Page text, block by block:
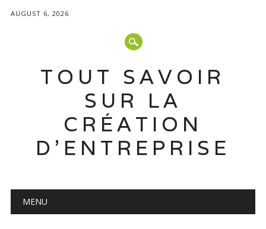
AUGUST 6, 2026
TOUT SAVOIR
SUR LA
CRÉATION
D'ENTREPRISE
Main menu
MENU